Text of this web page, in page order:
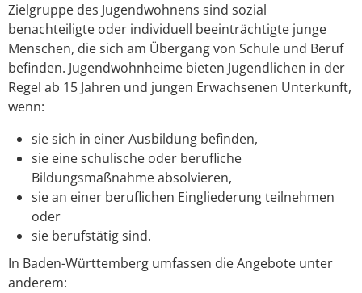
Zielgruppe des Jugendwohnens sind sozial
benachteiligte oder individuell beeinträchtigte junge
Menschen, die sich am Übergang von Schule und Beruf
befinden. Jugendwohnheime bieten Jugendlichen in der
Regel ab 15 Jahren und jungen Erwachsenen Unterkunft,
wenn:
sie sich in einer Ausbildung befinden,
sie eine schulische oder berufliche
Bildungsmaßnahme absolvieren,
sie an einer beruflichen Eingliederung teilnehmen
oder
sie berufstätig sind.
In Baden-Württemberg umfassen die Angebote unter
anderem: